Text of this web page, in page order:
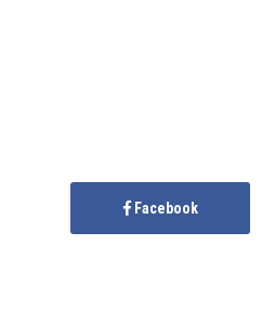
Facebook